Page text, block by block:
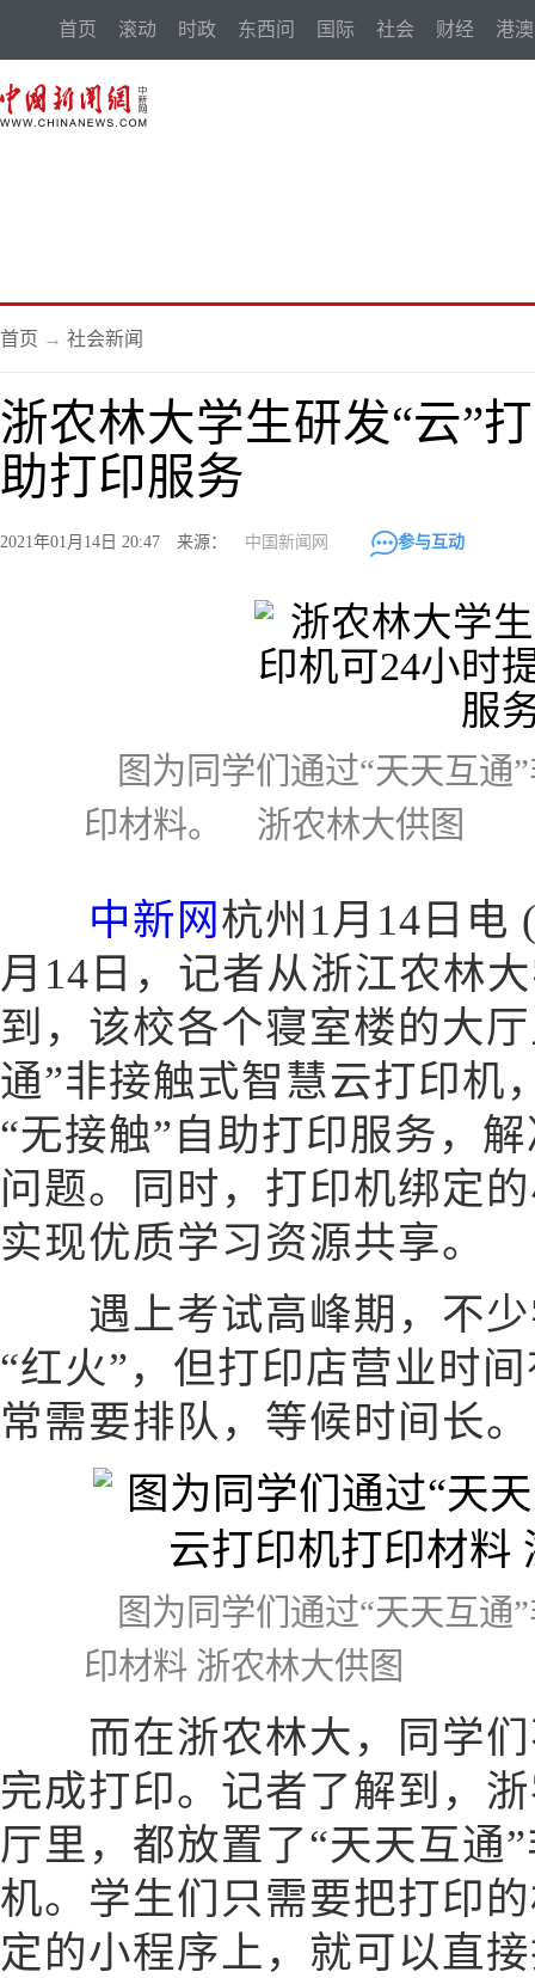
首页 滚动 时政 东西问 国际 社会 财经 港澳
首页 → 社会新闻
浙农林大学生研发“云”
助打印服务
2021年01月14日 20:47 来源： 中国新闻网 参与互动
图为同学们通过“天天互通
印材料。 浙农林大供图
中新网 杭州1月14日电
月14日，记者从浙江农林
到，该校各个寝室楼的大
通”非接触式智慧云打印机
“无接触”自助打印服务，
问题。同时，打印机绑定
实现优质学习资源共享。
遇上考试高峰期，不少
“红火”，但打印店营业时
常需要排队，等候时间长。
图为同学们通过“天天互通
印材料 浙农林大供图
而在浙农林大，同学们
完成打印。记者了解到，
厅里，都放置了“天天互通
机。学生们只需要把打印
定的小程序上，就可以直